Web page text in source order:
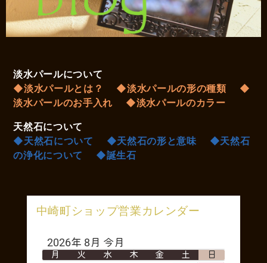
淡水パールについて
◆淡水パールとは？
◆淡水パールの形の種類
◆
淡水パールのお手入れ
◆淡水パールのカラー
天然石について
◆天然石について
◆天然石の形と意味
◆天然石
の浄化について
◆誕生石
中崎町ショップ営業カレンダー